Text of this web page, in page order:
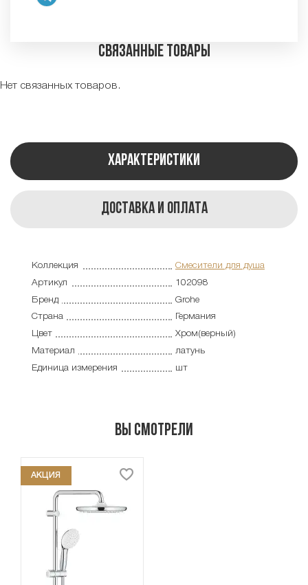
Связанные товары
Нет связанных товаров.
Характеристики
Доставка и оплата
Коллекция
Смесители для душа
Артикул
102098
Бренд
Grohe
Страна
Германия
Цвет
Хром(верный)
Материал
латунь
Единица измерения
шт
Вы смотрели
АКЦИЯ